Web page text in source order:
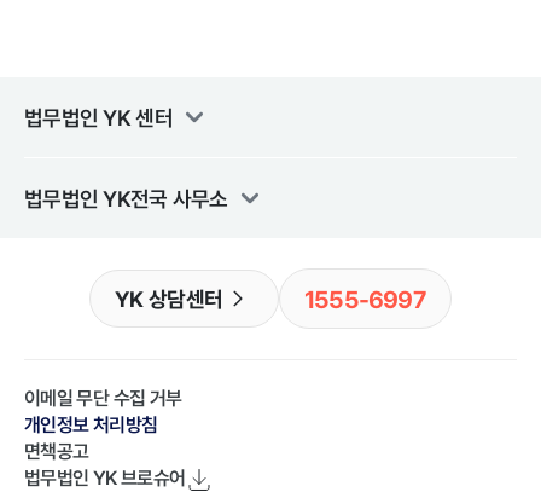
법무법인 YK센터
법무법인 YK전국 사무소
YK 상담센터 1555-6997
이메일 무단 수집 거부
개인정보 처리방침
면책공고
법무법인 YK브로슈어